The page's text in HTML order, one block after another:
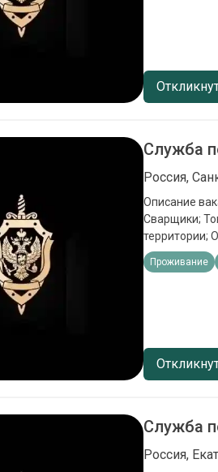
Служба
Россия,
Описание
Сварщики;
территории;
целей
Проживание
Служба
Россия,